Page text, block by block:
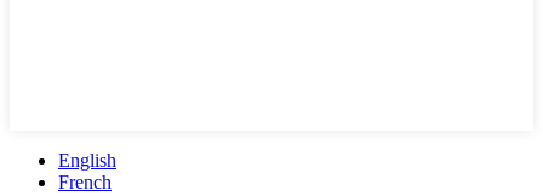
English
French